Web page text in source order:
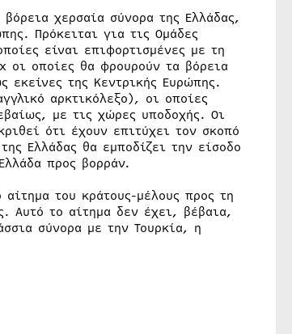
χερσαία σύνορα της Ελλάδας,
Πρόκειται για τις Ομάδες
είναι επιφορτισμένες με τη
οι οποίες θα φρουρούν τα βόρεια
της Κεντρικής Ευρώπης.
αρκτικόλεξο), οι οποίες
με τις χώρες υποδοχής. Οι
ότι έχουν επιτύχει τον σκοπό
Ελλάδας θα εμποδίζει την είσοδο
προς βορράν.
του κράτους-μέλους προς τη
Αυτό το αίτημα δεν έχει, βέβαια,
σύνορα με την Τουρκία, η